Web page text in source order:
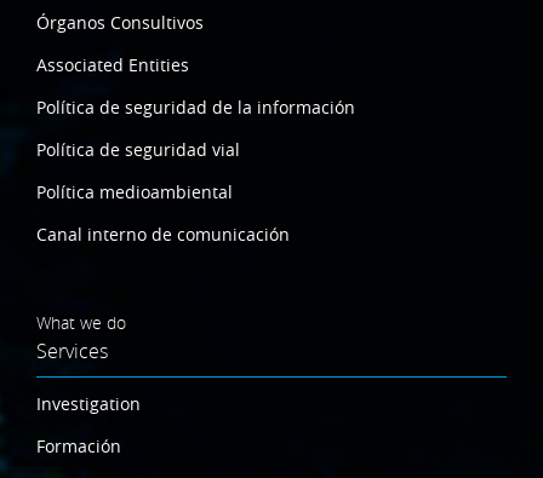
Órganos Consultivos
Associated Entities
Política de seguridad de la información
Política de seguridad vial
Política medioambiental
Canal interno de comunicación
What we do
Services
Investigation
Formación